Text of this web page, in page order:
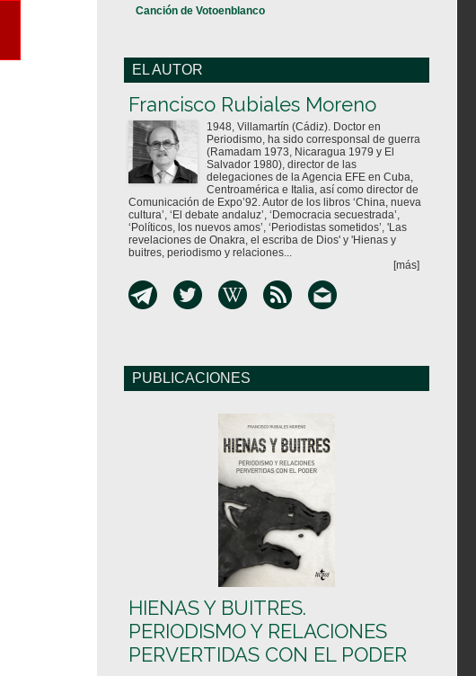
Canción de Votoenblanco
EL AUTOR
Francisco Rubiales Moreno
1948, Villamartín (Cádiz). Doctor en
Periodismo, ha sido corresponsal de guerra
(Ramadam 1973, Nicaragua 1979 y El
Salvador 1980), director de las
delegaciones de la Agencia EFE en Cuba,
Centroamérica e Italia, así como director de
Comunicación de Expo’92. Autor de los libros ‘China, nueva
cultura’, ‘El debate andaluz’, ‘Democracia secuestrada’,
‘Políticos, los nuevos amos’, ‘Periodistas sometidos’, 'Las
revelaciones de Onakra, el escriba de Dios' y 'Hienas y
buitres, periodismo y relaciones...
[más]
PUBLICACIONES
HIENAS Y BUITRES.
PERIODISMO Y RELACIONES
PERVERTIDAS CON EL PODER